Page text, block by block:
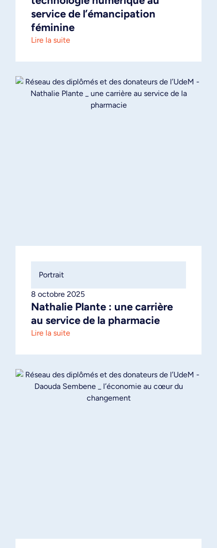
service de l’émancipation
féminine
Lire la suite
8 octobre 2025
Portrait
Nathalie Plante : une carrière
au service de la pharmacie
Lire la suite